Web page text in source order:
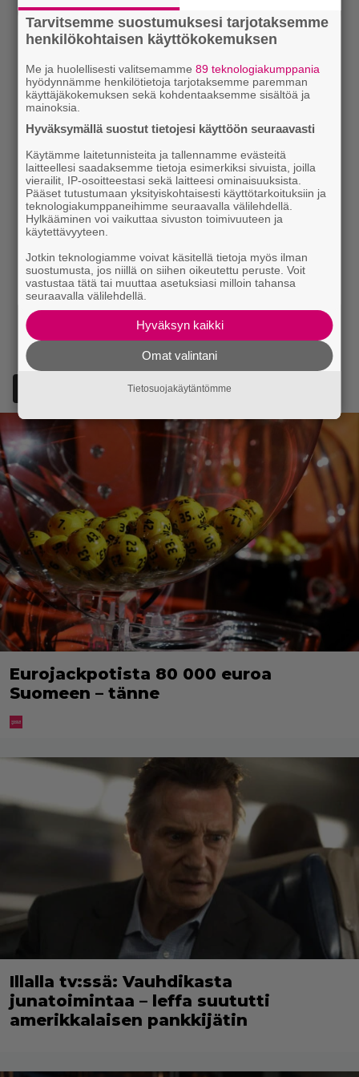
Lisää Episodi Googlen suosituksi lähteeksi
Eurojackpotista 80 000 euroa
Suomeen – tänne
Illalla tv:ssä: Vauhdikasta
junatoimintaa – leffa suututti
amerikkalaisen pankkijätin
Tarvitsemme suostumuksesi tarjotaksemme
henkilökohtaisen käyttökokemuksen
Me ja huolellisesti valitsemamme89 teknologiakumppania
hyödynnämme henkilötietoja tarjotaksemme paremman
käyttäjäkokemuksen sekä kohdentaaksemme sisältöä ja
mainoksia.
Hyväksymällä suostut tietojesi käyttöön seuraavasti
Käytämme laitetunnisteita ja tallennamme evästeitä
laitteellesi saadaksemme tietoja esimerkiksi sivuista, joilla
vierailit, IP-osoitteestasi sekä laitteesi ominaisuuksista.
Pääset tutustumaan yksityiskohtaisesti käyttötarkoituksiin ja
teknologiakumppaneihimme seuraavalla välilehdellä.
Hylkääminen voi vaikuttaa sivuston toimivuuteen ja
käytettävyyteen.
Jotkin teknologiamme voivat käsitellä tietoja myös ilman
suostumusta, jos niillä on siihen oikeutettu peruste. Voit
vastustaa tätä tai muuttaa asetuksiasi milloin tahansa
seuraavalla välilehdellä.
Hyväksyn kaikki
Omat valintani
Tietosuojakäytäntömme